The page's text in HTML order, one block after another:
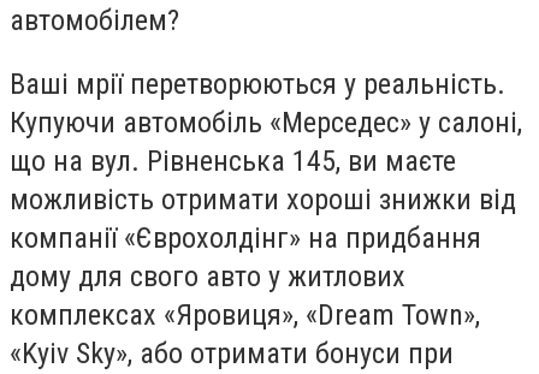
автомобілем?
Ваші мрії перетворюються у реальність.
Купуючи автомобіль «Мерседес» у салоні,
що на вул. Рівненська 145, ви маєте
можливість отримати хороші знижки від
компанії «Єврохолдінг» на придбання
дому для свого авто у житлових
комплексах «Яровиця», «Dream Town»,
«Kyiv Sky», або отримати бонуси при